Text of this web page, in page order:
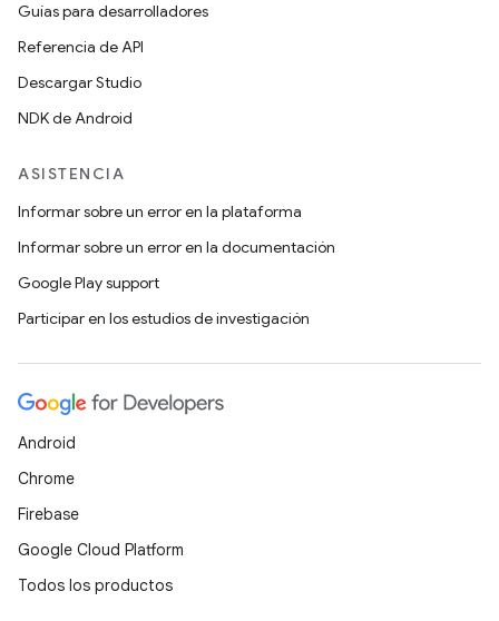
Guías para desarrolladores
Referencia de API
Descargar Studio
NDK de Android
ASISTENCIA
Informar sobre un error en la plataforma
Informar sobre un error en la documentación
Google Play support
Participar en los estudios de investigación
Android
Chrome
Firebase
Google Cloud Platform
Todos los productos